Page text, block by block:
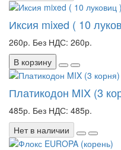
Иксия mixed ( 10
260р. Без НДС: 260р.
В корзину
Платикодон MIX (3
485р. Без НДС: 485р.
Нет в наличии